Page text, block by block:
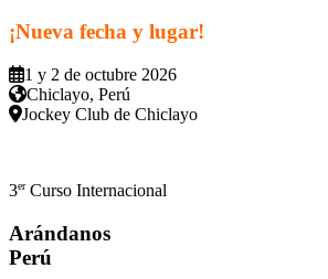
¡Nueva fecha y lugar!
1 y 2 de octubre 2026
Chiclayo, Perú
Jockey Club de Chiclayo
3erCurso Internacional
Arándanos
Perú